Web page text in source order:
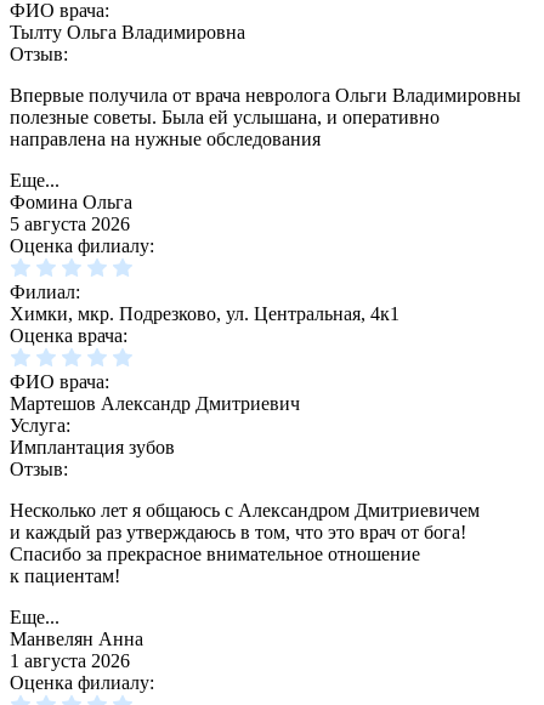
ФИО врача:
Тылту Ольга Владимировна
Отзыв:
Впервые получила от врача невролога Ольги Владимировны
полезные советы. Была ей услышана, и оперативно
направлена на нужные обследования
Еще...
Фомина Ольга
5 августа 2026
Оценка филиалу:
Филиал:
Химки, мкр. Подрезково, ул. Центральная, 4к1
Оценка врача:
ФИО врача:
Мартешов Александр Дмитриевич
Услуга:
Имплантация зубов
Отзыв:
Несколько лет я общаюсь с Александром Дмитриевичем
и каждый раз утверждаюсь в том, что это врач от бога!
Спасибо за прекрасное внимательное отношение
к пациентам!
Еще...
Манвелян Анна
1 августа 2026
Оценка филиалу: